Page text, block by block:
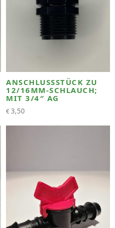
ANSCHLUSSSTÜCK ZU
12/16MM-SCHLAUCH;
MIT 3/4″ AG
€3,50